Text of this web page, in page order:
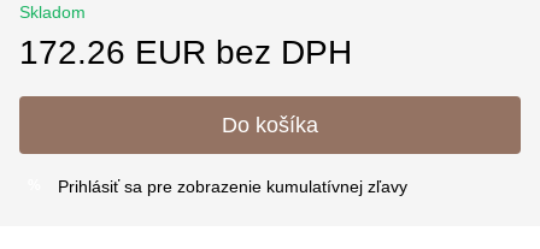
Skladom
172.26 EUR bez DPH
Do košíka
Prihlásiť sa pre zobrazenie kumulatívnej zľavy